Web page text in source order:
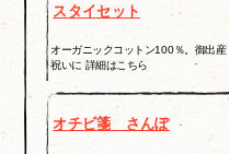
スタイセット
オーガニックコットン100％。御出産
祝いに 詳細はこちら
オチビ箋 さんぽ